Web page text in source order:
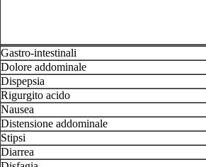
Gastro-intestinali
Dolore addominale
Dispepsia
Rigurgito acido
Nausea
Distensione addominale
Stipsi
Diarrea